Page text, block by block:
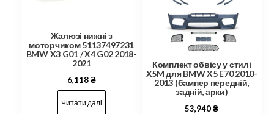
Жалюзі нижні з
моторчиком 51137497231
BMW X3 G01 / X4 G02 2018-
2021
6,118₴
Читати далі
Комплект обвісу у стилі
X5M для BMW X5 E70 2010-
2013 (бампер передній,
задній, арки)
53,940₴